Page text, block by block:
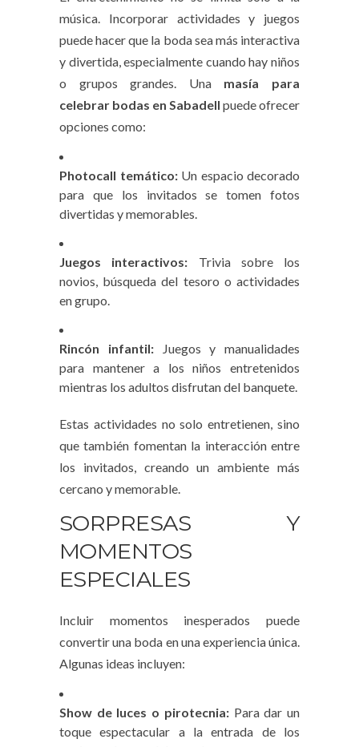
música. Incorporar actividades y juegos
puede hacer que la boda sea más interactiva
y divertida, especialmente cuando hay niños
o grupos grandes. Una masía para
celebrar bodas en Sabadell puede ofrecer
opciones como:
Photocall temático:Un espacio decorado
para que los invitados se tomen fotos
divertidas y memorables.
Juegos interactivos: Trivia sobre los
novios, búsqueda del tesoro o actividades
en grupo.
Rincón infantil:Juegos y manualidades
para mantener a los niños entretenidos
mientras los adultos disfrutan del banquete.
Estas actividades no solo entretienen, sino
que también fomentan la interacción entre
los invitados, creando un ambiente más
cercano y memorable.
SORPRESAS Y
MOMENTOS
ESPECIALES
Incluir momentos inesperados puede
convertir una boda en una experiencia única.
Algunas ideas incluyen:
Show de luces o pirotecnia:Para dar un
toque espectacular a la entrada de los